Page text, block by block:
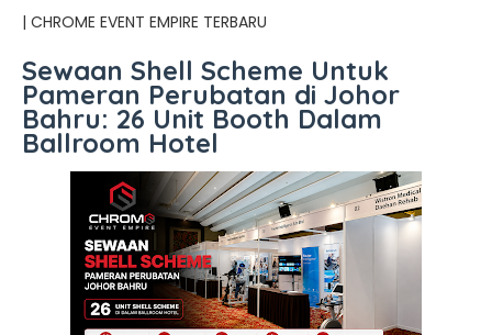
| CHROME EVENT EMPIRE TERBARU
Sewaan Shell Scheme Untuk
Pameran Perubatan di Johor
Bahru: 26 Unit Booth Dalam
Ballroom Hotel